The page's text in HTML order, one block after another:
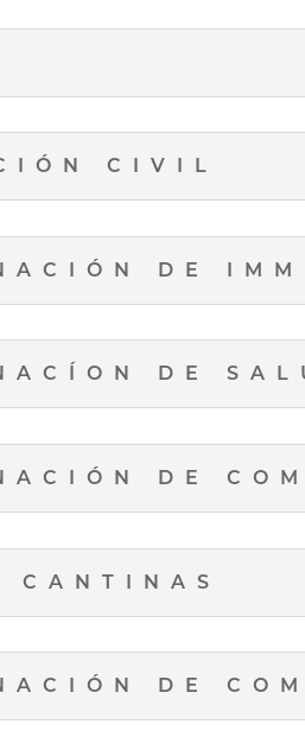
CIVIL
DE
DE
DE
CANTINAS
DE